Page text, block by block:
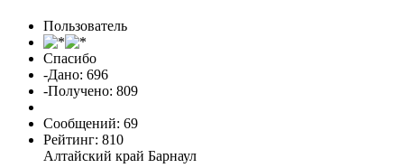
Пользователь
Спасибо
-Дано: 696
-Получено: 809
Сообщений: 69
Рейтинг: 810
Алтайский край Барнаул